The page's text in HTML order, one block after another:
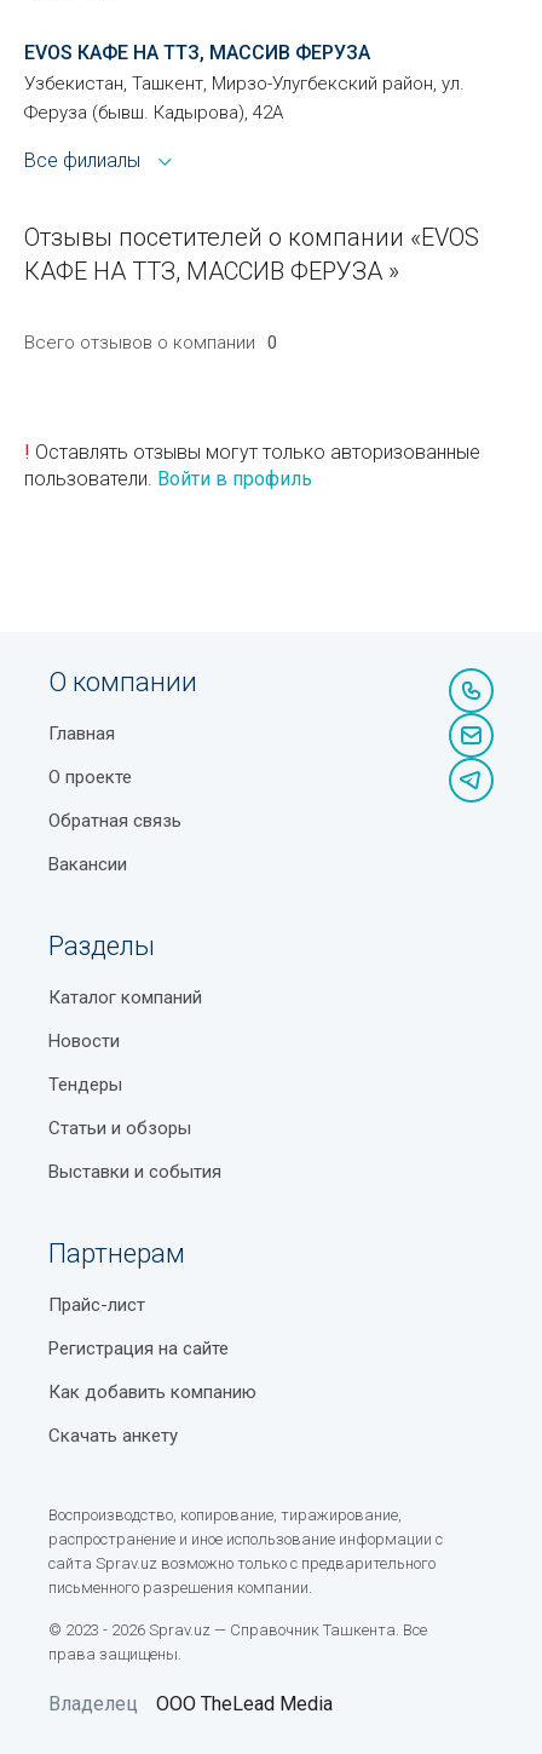
EVOS КАФЕ НА ТТЗ, МАССИВ ФЕРУЗА
Узбекистан, Ташкент, Мирзо-Улугбекский район, ул.
Феруза (бывш. Кадырова), 42А
Все филиалы
Отзывы посетителей о компании «EVOS
КАФЕ НА ТТЗ, МАССИВ ФЕРУЗА »
Всего отзывов о компании 0
! Оставлять отзывы могут только авторизованные
пользователи. Войти в профиль
О компании
Главная
О проекте
Обратная связь
Вакансии
Разделы
Каталог компаний
Новости
Тендеры
Статьи и обзоры
Выставки и события
Партнерам
Прайс-лист
Регистрация на сайте
Как добавить компанию
Скачать анкету
Воспроизводство, копирование, тиражирование,
распространение и иное использование информации с
сайта Sprav.uz возможно только с предварительного
письменного разрешения компании.
© 2023 - 2026 Sprav.uz — Справочник Ташкента. Все
права защищены.
Владелец ООО TheLead Media